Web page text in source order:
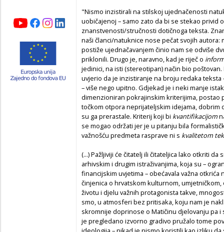
"Nismo inzistirali na stilskoj ujednačenosti
uobičajenoj – samo zato da bi se stekao privid
znanstvenosti/stručnosti dotičnoga teksta.
naši članci/natuk­nice nose pečat svojih
postiže ujednačavanjem činio nam se odviše
priklonili. Drugo je, naravno, kad je riječ o
jedinici, na isti (stereotipan) način bio
uvjerio da je inzistiranje na broju redaka
– više nego upitno. Gdjekad je i neki manje
dimenzioniran pokrajinskim kriterijima, postao
točkom otpora neprijateljskim idejama, dobrim
su ga prerastale. Kriterij koji bi kvantifikacijom
se mogao održati jer je u pitanju bila
važnošću predmeta rasprave ni s kvalitetom
(...) Pažljiviji će čitatelj ili čitateljica lako otkriti
arhivskim i drugim istraživanjima, koja su –
financijskim uvjetima – obećavala važna
činjenica o hrvatskom kulturnom,
životu i djelu važnih protagonista takve,
smo, u atmosferi bez pritisaka, koju nam je
skromnije doprinose o Matičinu djelovanju pa
je pregledano izvorno gradivo pružalo tome